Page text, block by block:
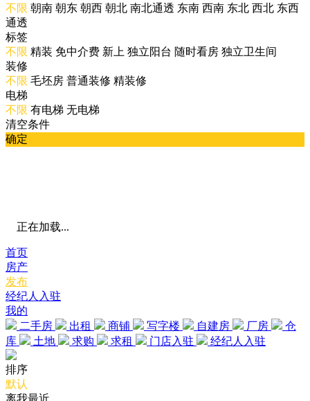
不限 朝南 朝东 朝西 朝北 南北通透 东南 西南 东北 西北 东西
通透
标签
不限 精装 免中介费 新上 独立阳台 随时看房 独立卫生间
装修
不限 毛坯房 普通装修 精装修
电梯
不限 有电梯 无电梯
清空条件
确定
正在加载...
首页
房产
发布
经纪人入驻
我的
二手房
出租 商铺 写字楼 自建房 厂房
仓
库
土地 求购 求租 门店入驻 经纪人入驻
排序
默认
离我最近